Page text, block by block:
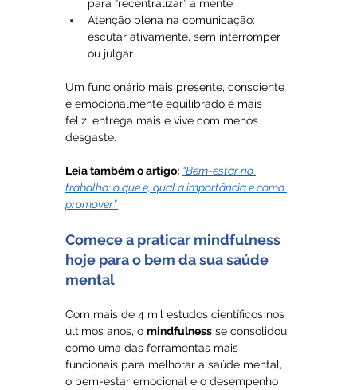
para “recentralizar” a mente
Atenção plena na comunicação:
escutar ativamente, sem interromper
ou julgar
Um funcionário mais presente, consciente
e emocionalmente equilibrado é mais
feliz, entrega mais e vive com menos
desgaste.
Leia também o artigo: “Bem-estar no
trabalho: o que é, qual a importância e como
promover”.
Comece a praticar mindfulness
hoje para o bem da sua saúde
mental
Com mais de 4 mil estudos científicos nos
últimos anos, o mindfulness se consolidou
como uma das ferramentas mais
funcionais para melhorar a saúde mental,
o bem-estar emocional e o desempenho